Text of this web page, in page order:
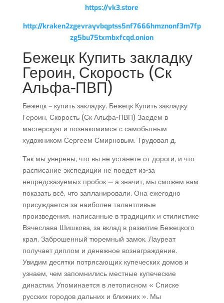
https://vk3.store
http://kraken2zgevrayvbqptss5nf7666hmznonf3m7fp
zg5bu75txmbxfcqd.onion
Бежецк Купить закладку
Героин, Скорость (Ск
Альфа-ПВП)
Бежецк – купить закладку. Бежецк Купить закладку
Героин, Скорость (Ск Альфа-ПВП) Заедем в
мастерскую и познакомимся с самобытным
художником Сергеем Смирновым. Трудовая д.
Так мы уверены, что вы не устанете от дороги, и что
расписание экспедиции не поедет из-за
непредсказуемых пробок — а значит, мы сможем вам
показать всё, что запланировали. Она ежегодно
присуждается за наиболее талантливые
произведения, написанные в традициях и стилистике
Вячеслава Шишкова, за вклад в развитие Бежецкого
края. Заброшенный тюремный замок. Лауреат
получает диплом и денежное вознаграждение.
Увидим десятки потрясающих купеческих домов и
узнаем, чем запомнились местные купеческие
династии. Упоминается в летописном « Списке
русских городов дальних и ближних ». Мы